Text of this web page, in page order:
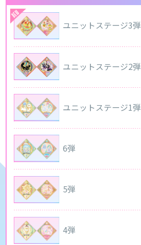
ユニットステージ3弾
ユニットステージ2弾
ユニットステージ1弾
6弾
5弾
4弾